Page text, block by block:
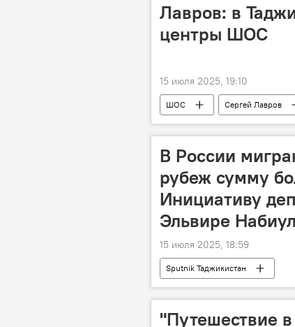
Лавров: в
центры ШОС
15 июля 2025, 19:10
ШОС Сергей Лавров
В России
рубеж сумму
Инициативу
Эльвире
15 июля 2025, 18:59
Sputnik Таджикистан
"Путешествие